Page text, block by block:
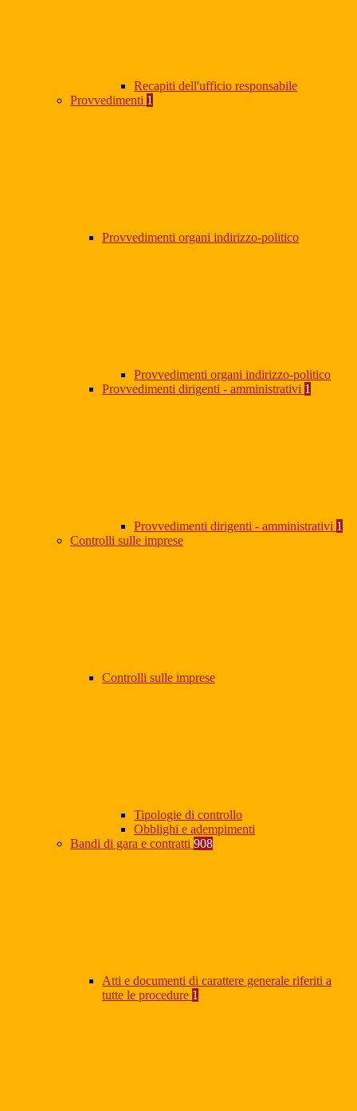
Recapiti dell'ufficio responsabile
Provvedimenti 1
Provvedimenti organi indirizzo-politico
Provvedimenti organi indirizzo-politico
Provvedimenti dirigenti - amministrativi 1
Provvedimenti dirigenti - amministrativi 1
Controlli sulle imprese
Controlli sulle imprese
Tipologie di controllo
Obblighi e adempimenti
Bandi di gara e contratti 908
Atti e documenti di carattere generale riferiti a
tutte le procedure 1